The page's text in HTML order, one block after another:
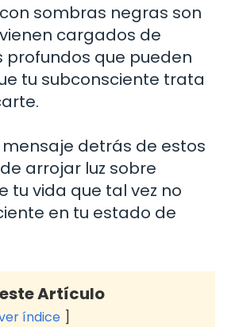
sombras negras son
cargados de
profundos que pueden
tu subconsciente trata
detrás de estos
arrojar luz sobre
tu vida que tal vez no
en tu estado de
Artículo
índice